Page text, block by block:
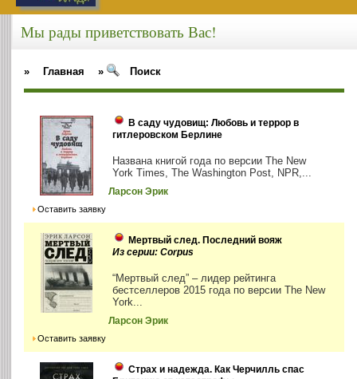
Мы рады приветствовать Вас!
» Главная » Поиск
В саду чудовищ: Любовь и террор в
гитлеровском Берлине
Названа книгой года по версии The New
York Times, The Washington Post, NPR,...
Ларсон Эрик
Оставить заявку
Мертвый след. Последний вояж
Из серии: Corpus
“Мертвый след” – лидер рейтинга
бестселлеров 2015 года по версии The New
York...
Ларсон Эрик
Оставить заявку
Страх и надежда. Как Черчилль спас